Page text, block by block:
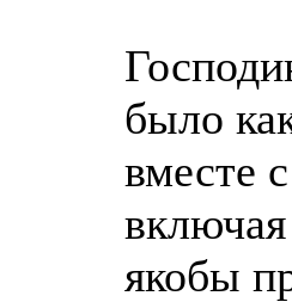
было
вместе
якобы